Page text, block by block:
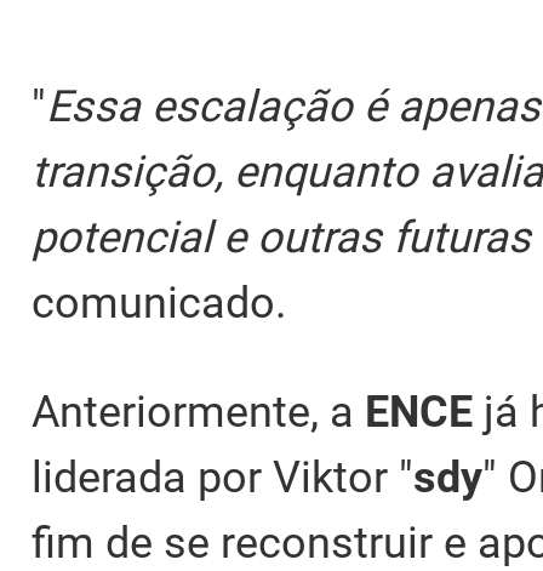
"Essa escalação é
transição, enquanto
potencial e outras
comunicado.
Anteriormente, a ENCE já
liderada por Viktor "sdy"
fim de se reconstruir e